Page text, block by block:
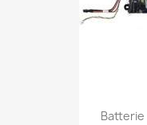
Batterie